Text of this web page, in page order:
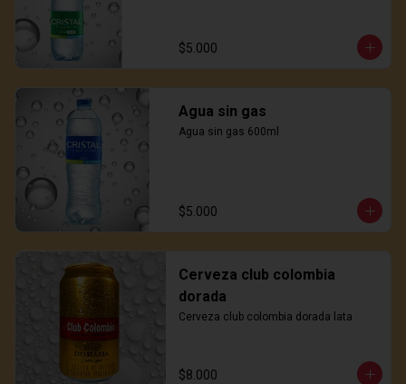
$5.000
Agua sin gas
Agua sin gas 600ml
$5.000
Cerveza club colombia
dorada
Cerveza club colombia dorada lata
$8.000